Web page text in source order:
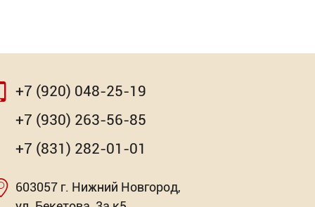
Насадка для МФИ ЗУБР BIM
+7 (920) 048-25-19
+7 (930) 263-56-85
+7 (831) 282-01-01
603057 г. Нижний Новгород,